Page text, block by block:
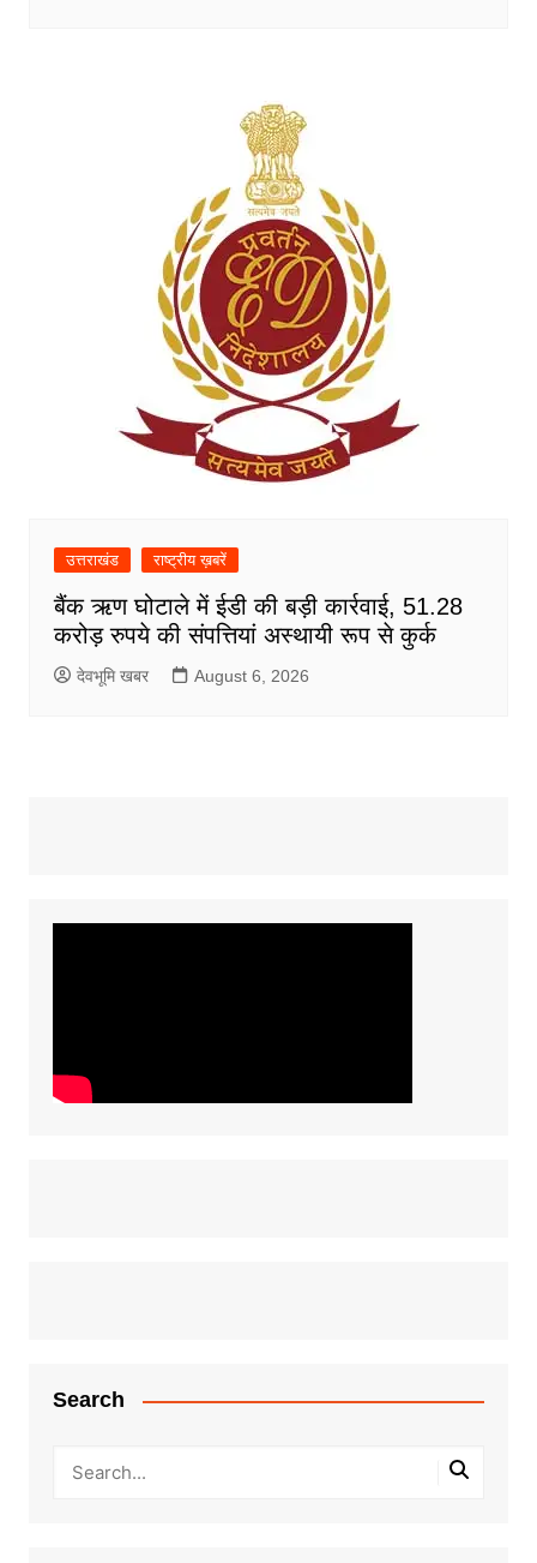
उत्तराखंड राष्ट्रीय ख़बरें
बैंक ऋण घोटाले में ईडी की बड़ी कार्रवाई, 51.28
करोड़ रुपये की संपत्तियां अस्थायी रूप से कुर्क
देवभूमि खबर August 6, 2026
Search